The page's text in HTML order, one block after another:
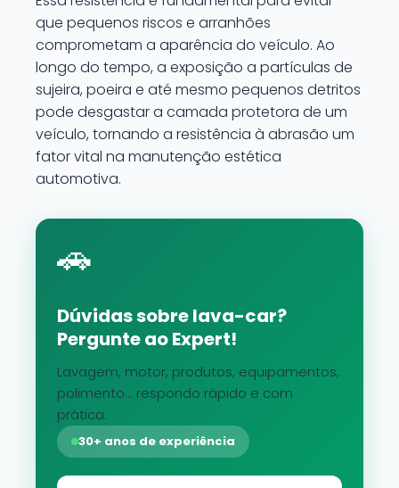
que pequenos riscos e arranhões
comprometam a aparência do veículo. Ao
longo do tempo, a exposição a partículas de
sujeira, poeira e até mesmo pequenos detritos
pode desgastar a camada protetora de um
veículo, tornando a resistência à abrasão um
fator vital na manutenção estética
automotiva.
🚗
Dúvidas sobre lava-car?
Pergunte ao Expert!
Lavagem, motor, produtos, equipamentos,
polimento... respondo rápido e com
prática.
30+ anos de experiência